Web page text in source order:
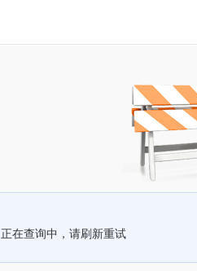
正在查询中，请刷新重试